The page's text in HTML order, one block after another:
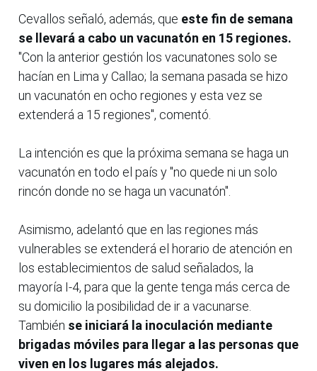
Cevallos señaló, además, que este fin de semana
se llevará a cabo un vacunatón en 15 regiones.
"Con la anterior gestión los vacunatones solo se
hacían en Lima y Callao; la semana pasada se hizo
un vacunatón en ocho regiones y esta vez se
extenderá a 15 regiones", comentó.
La intención es que la próxima semana se haga un
vacunatón en todo el país y "no quede ni un solo
rincón donde no se haga un vacunatón".
Asimismo, adelantó que en las regiones más
vulnerables se extenderá el horario de atención en
los establecimientos de salud señalados, la
mayoría I-4, para que la gente tenga más cerca de
su domicilio la posibilidad de ir a vacunarse.
También se iniciará la inoculación mediante
brigadas móviles para llegar a las personas que
viven en los lugares más alejados.